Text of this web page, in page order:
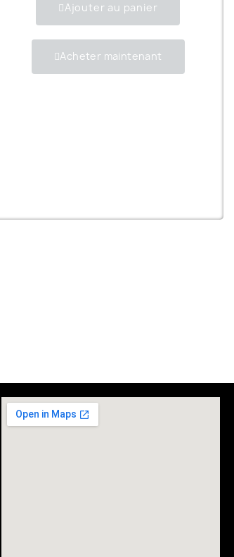
Ajouter au panier
Acheter maintenant